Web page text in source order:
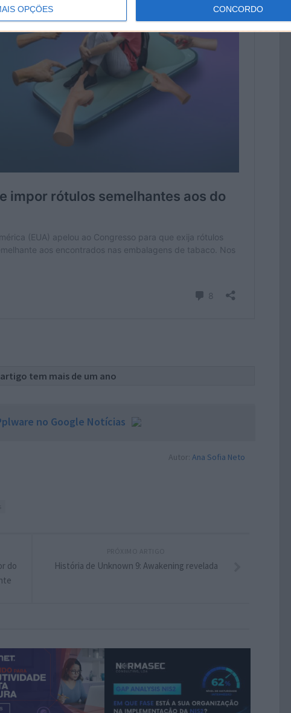
OPÇÕES CONCORDO
tem mais de um ano
no Google Notícias
Autor: Ana Sofia Neto
História de Unknown 9: Awakening revelada
do